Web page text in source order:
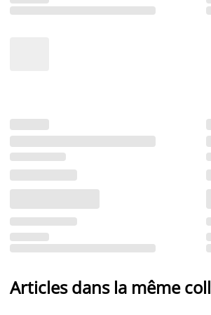
Articles dans la même